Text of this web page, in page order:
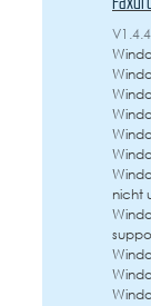
nicht